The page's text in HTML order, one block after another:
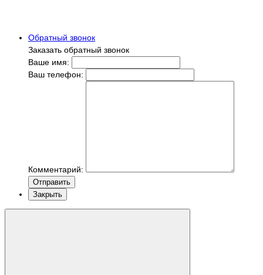
Обратный звонок
Заказать обратный звонок
Ваше имя:
Ваш телефон:
Комментарий:
Отправить
Закрыть